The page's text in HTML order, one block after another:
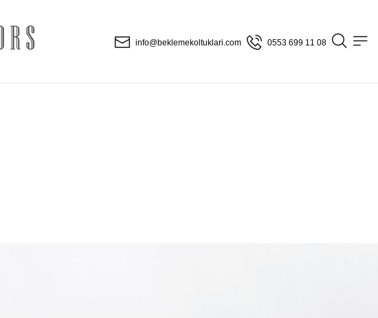
info@beklemekoltuklari.com 0553 699 11 08